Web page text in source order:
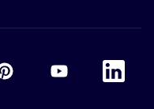
Accor Youtube
Accor